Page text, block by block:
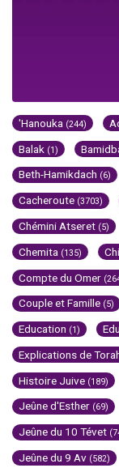
'Hanouka (244)
Balak (1)
Beth-Hamikdach (6)
Cacheroute (3703)
Chémini Atseret (5)
Chemita (135)
Compte du Omer
Couple et Famille (5)
Education (1)
Explications de
Histoire Juive (189)
Jeûne d'Esther (69)
Jeûne du 10 Tévet
Jeûne du 9 Av (582)